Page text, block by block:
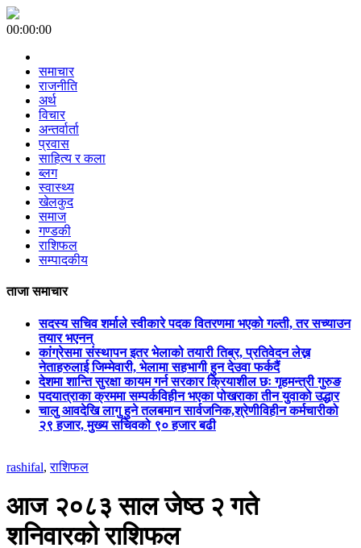
00:00:00
समाचार
राजनीति
अर्थ
विचार
अन्तर्वार्ता
प्रवास
साहित्य र कला
ब्लग
स्वास्थ्य
खेलकुद
समाज
गण्डकी
राशिफल
सम्पादकीय
ताजा समाचार
सदस्य सचिव शर्माले स्वीकारे पदक वितरणमा भएको गल्ती, तर सच्याउन
तयार भएनन्
कांग्रेसमा संस्थापन इतर भेलाको तयारी तिब्र, प्रतिवेदन लेख्न
नेताहरुलाई जिम्मेवारी, भेलामा सहभागी हुन देउवा फर्कदैं
देशमा शान्ति सुरक्षा कायम गर्न सरकार क्रियाशील छः गृहमन्त्री गुरुङ
पदयात्राका क्रममा सम्पर्कविहीन भएका पोखराका तीन युवाको उद्धार
चालु आवदेखि लागु हुने तलबमान सार्वजनिक,श्रेणीविहीन कर्मचारीको
२९ हजार, मुख्य सचिवको ९० हजार बढी
rashifal,राशिफल
आज २०८३ साल जेष्ठ २ गते
शनिवारको राशिफल